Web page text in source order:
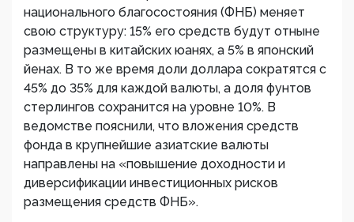
национального благосостояния (ФНБ) меняет
свою структуру: 15% его средств будут отныне
размещены в китайских юанях, а 5% в японский
йенах. В то же время доли доллара сократятся с
45% до 35% для каждой валюты, а доля фунтов
стерлингов сохранится на уровне 10%. В
ведомстве пояснили, что вложения средств
фонда в крупнейшие азиатские валюты
направлены на «повышение доходности и
диверсификации инвестиционных рисков
размещения средств ФНБ».